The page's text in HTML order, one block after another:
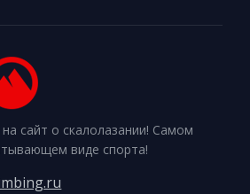
сайт о скалолазании! Самом
виде спорта!